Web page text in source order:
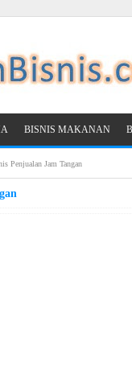
BISNIS MAKANAN
Penjualan Jam Tangan